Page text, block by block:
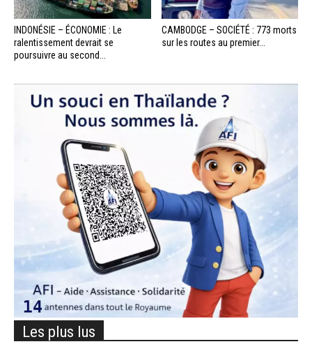
INDONÉSIE – ÉCONOMIE : Le
ralentissement devrait se
poursuivre au second...
CAMBODGE – SOCIÉTÉ : 773 morts
sur les routes au premier...
Les plus lus